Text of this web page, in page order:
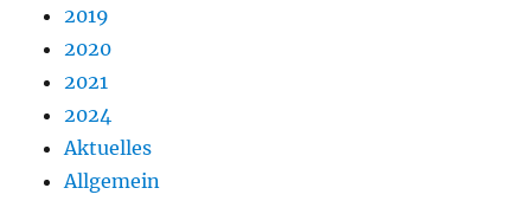
2019
2020
2021
2024
Aktuelles
Allgemein